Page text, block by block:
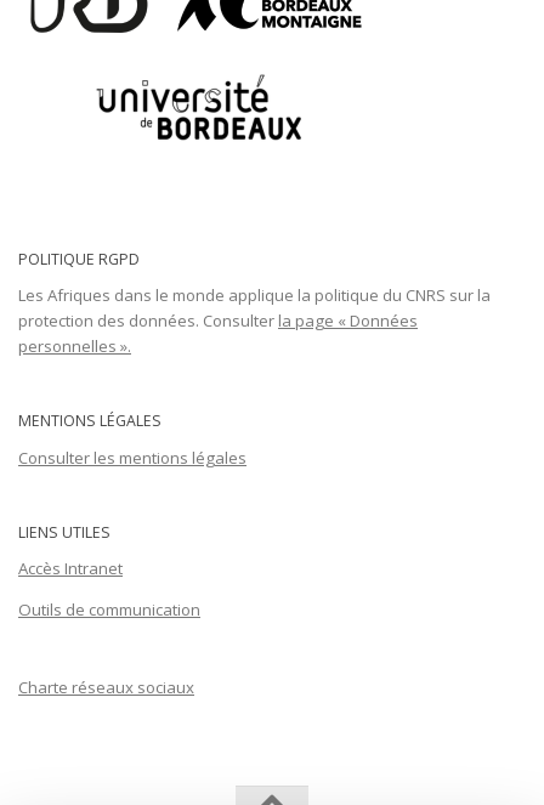
POLITIQUE RGPD
Les Afriques dans le monde applique la politique du CNRS sur la
protection des données. Consulter la page « Données
personnelles ».
MENTIONS LÉGALES
Consulter les mentions légales
LIENS UTILES
Accès Intranet
Outils de communication
Charte réseaux sociaux